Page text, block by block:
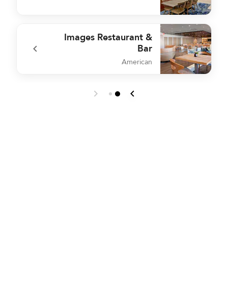
undefined Breakfast Buffet
Images Restaurant &
Bar
American
undefined Images Restaurant & Bar